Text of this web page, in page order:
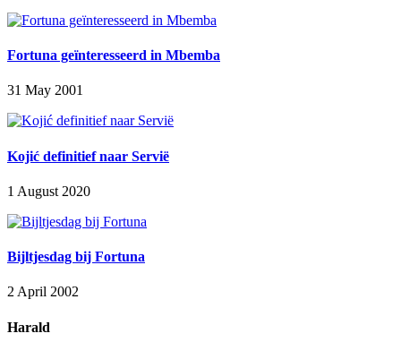
Fortuna geïnteresseerd in Mbemba
31 May 2001
Kojić definitief naar Servië
1 August 2020
Bijltjesdag bij Fortuna
2 April 2002
Harald